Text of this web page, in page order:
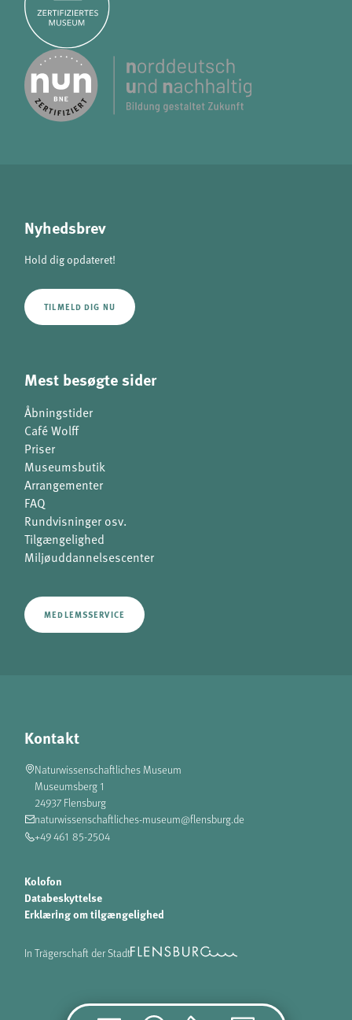
Nyhedsbrev
Hold dig opdateret!
TILMELD DIG NU
Mest besøgte sider
Åbningstider
Café Wolff
Priser
Museumsbutik
Arrangementer
FAQ
Rundvisninger osv.
Tilgængelighed
Miljøuddannelsescenter
MEDLEMSSERVICE
Kontakt
Naturwissenschaftliches Museum
Museumsberg 1
24937 Flensburg
naturwissenschaftliches-museum@flensburg.de
+49 461 85-2504
In Trägerschaft der Stadt
Kolofon
Databeskyttelse
Erklæring om tilgængelighed